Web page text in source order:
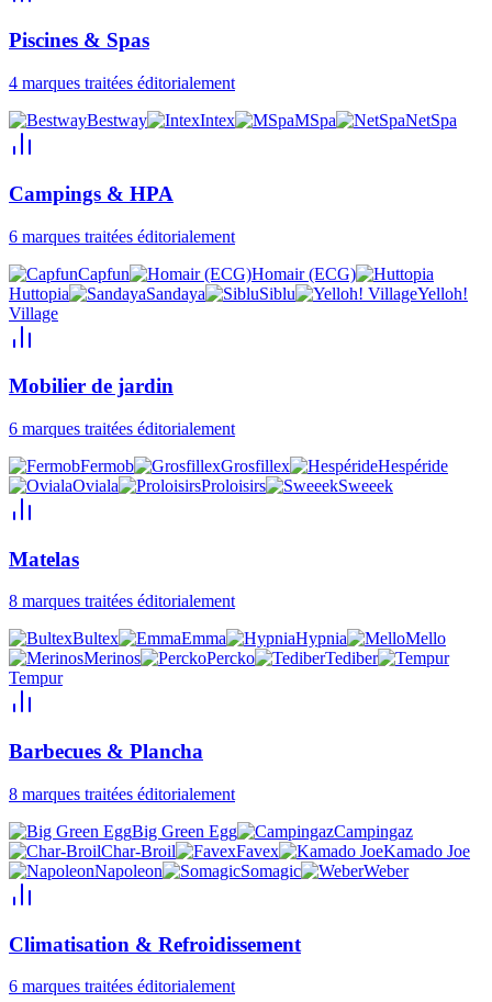
Piscines & Spas
4 marques traitées éditorialement
Bestway
Intex MSpa NetSpa
Campings & HPA
6 marques traitées éditorialement
Capfun
Homair (ECG)
Huttopia
Sandaya Siblu
Yelloh!
Village
Mobilier de jardin
6 marques traitées éditorialement
Fermob
Grosfillex
Hespéride
Oviala
Proloisirs Sweeek
Matelas
8 marques traitées éditorialement
Bultex
Emma Hypnia
Mello
Merinos
Percko
Tediber
Tempur
Barbecues & Plancha
8 marques traitées éditorialement
Big Green Egg
Campingaz
Char-Broil
Favex
Kamado Joe
Napoleon
Somagic Weber
Climatisation & Refroidissement
6 marques traitées éditorialement